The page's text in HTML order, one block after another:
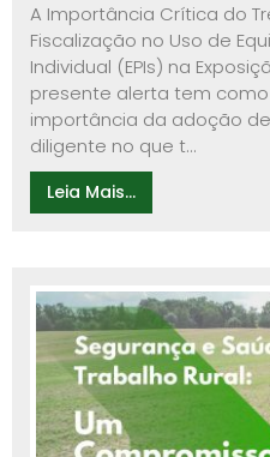
A Importância Crítica do
Fiscalização no Uso de
Individual (EPIs) na
presente alerta tem
importância da adoção
diligente no que t...
Leia Mais...